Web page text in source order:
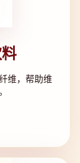
维，帮助维